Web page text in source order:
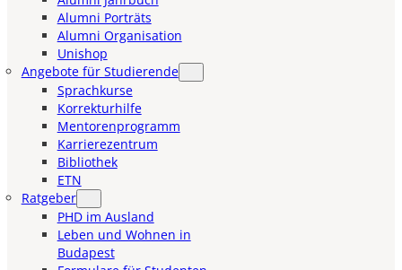
Alumni Porträts
Alumni Organisation
Unishop
Angebote für Studierende
Sprachkurse
Korrekturhilfe
Mentorenprogramm
Karrierezentrum
Bibliothek
ETN
Ratgeber
PHD im Ausland
Leben und Wohnen in
Budapest